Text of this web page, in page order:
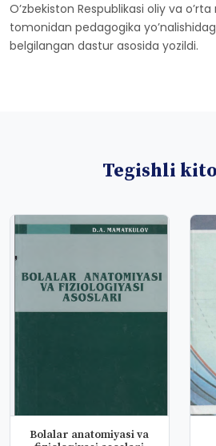
Oʼzbekiston Respublikasi oliy va
tomonidan pedagogika
belgilangan dastur asosida yozildi.
Tegishli
Bolalar anatomiyasi va